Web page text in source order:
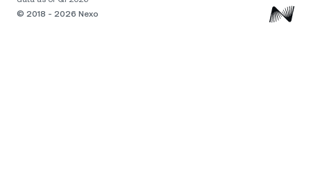
© 2018 - 2026 Nexo